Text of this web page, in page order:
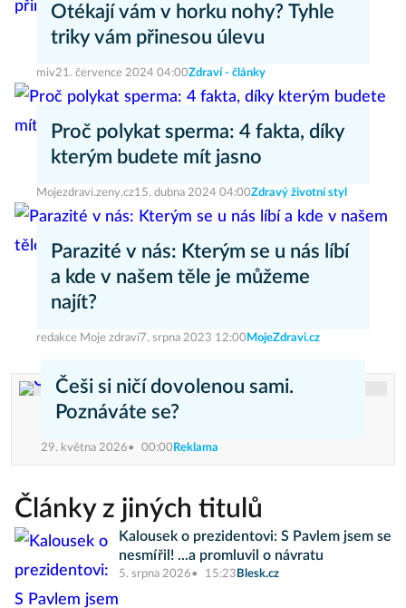
Otékají vám v horku nohy? Tyhle
triky vám přinesou úlevu
miv21. července 2024 04:00Zdraví - články
Proč polykat sperma: 4 fakta, díky
kterým budete mít jasno
Mojezdravi.zeny.cz15. dubna 2024 04:00Zdravý životní styl
Parazité v nás: Kterým se u nás líbí
a kde v našem těle je můžeme
najít?
redakce Moje zdraví7. srpna 2023 12:00 MojeZdravi.cz
Češi si ničí dovolenou sami.
Poznáváte se?
29. května 2026 00:00 Reklama
Články z jiných titulů
Kalousek o prezidentovi: S Pavlem jsem se
nesmířil! ...a promluvil o návratu
5. srpna 2026 15:23 Blesk.cz